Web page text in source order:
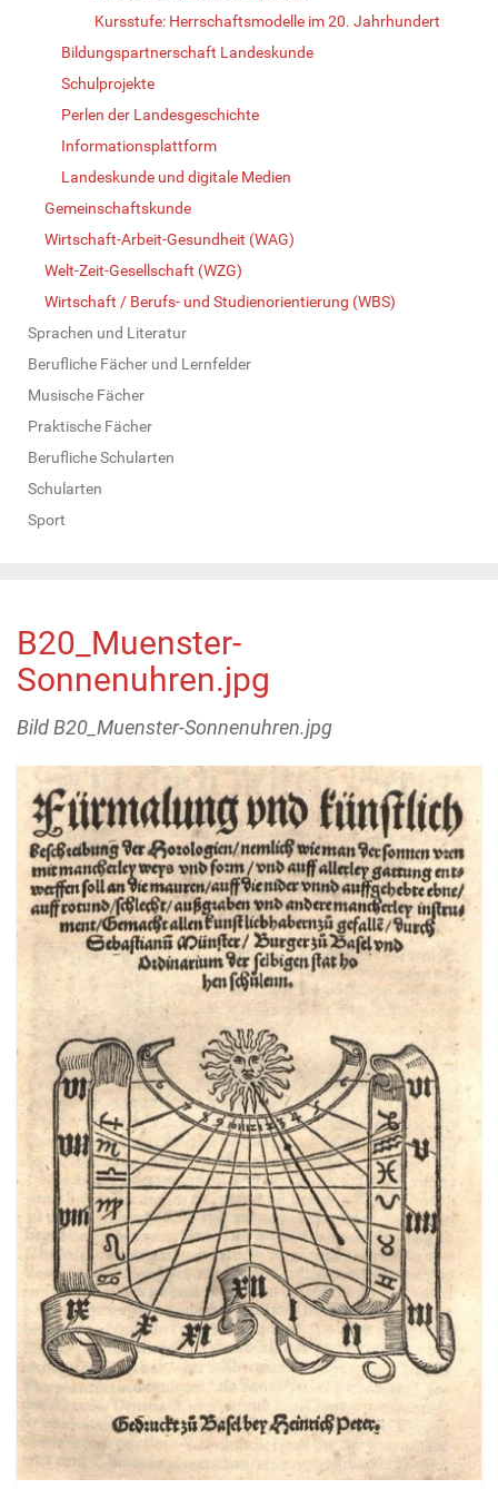
Kursstufe: Herrschaftsmodelle im 20. Jahrhundert
Bildungspartnerschaft Landeskunde
Schulprojekte
Perlen der Landesgeschichte
Informationsplattform
Landeskunde und digitale Medien
Gemeinschaftskunde
Wirtschaft-Arbeit-Gesundheit (WAG)
Welt-Zeit-Gesellschaft (WZG)
Wirtschaft / Berufs- und Studienorientierung (WBS)
Sprachen und Literatur
Berufliche Fächer und Lernfelder
Musische Fächer
Praktische Fächer
Berufliche Schularten
Schularten
Sport
B20_Muenster-
Sonnenuhren.jpg
Bild B20_Muenster-Sonnenuhren.jpg